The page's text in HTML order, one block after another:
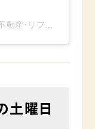
土曜日